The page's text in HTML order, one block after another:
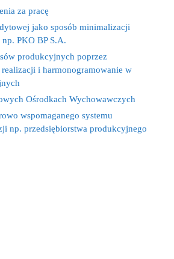
za pracę
jako sposób minimalizacji
PKO BP S.A.
produkcyjnych poprzez
i harmonogramowanie w
Ośrodkach Wychowawczych
wspomaganego systemu
np. przedsiębiorstwa produkcyjnego